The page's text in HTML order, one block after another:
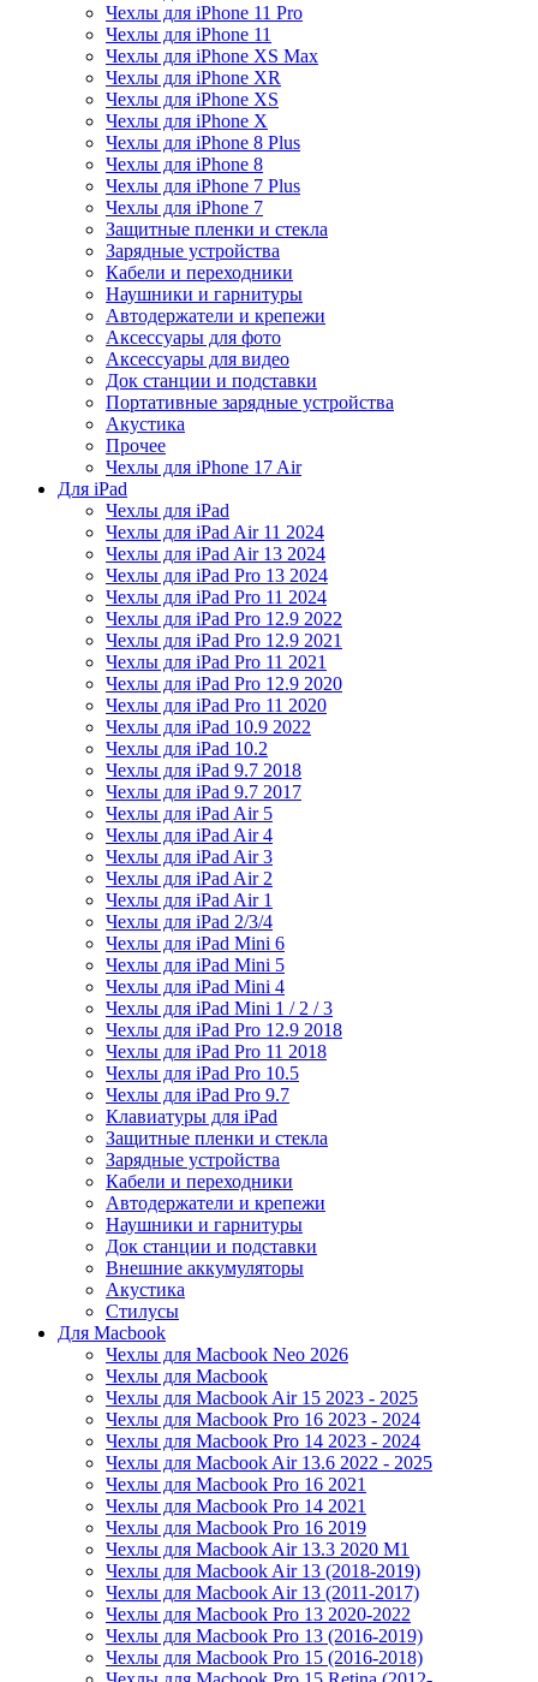
Чехлы для iPhone 11 Pro
Чехлы для iPhone 11
Чехлы для iPhone XS Max
Чехлы для iPhone XR
Чехлы для iPhone XS
Чехлы для iPhone X
Чехлы для iPhone 8 Plus
Чехлы для iPhone 8
Чехлы для iPhone 7 Plus
Чехлы для iPhone 7
Защитные пленки и стекла
Зарядные устройства
Кабели и переходники
Наушники и гарнитуры
Автодержатели и крепежи
Аксессуары для фото
Аксессуары для видео
Док станции и подставки
Портативные зарядные устройства
Акустика
Прочее
Чехлы для iPhone 17 Air
Для iPad
Чехлы для iPad
Чехлы для iPad Air 11 2024
Чехлы для iPad Air 13 2024
Чехлы для iPad Pro 13 2024
Чехлы для iPad Pro 11 2024
Чехлы для iPad Pro 12.9 2022
Чехлы для iPad Pro 12.9 2021
Чехлы для iPad Pro 11 2021
Чехлы для iPad Pro 12.9 2020
Чехлы для iPad Pro 11 2020
Чехлы для iPad 10.9 2022
Чехлы для iPad 10.2
Чехлы для iPad 9.7 2018
Чехлы для iPad 9.7 2017
Чехлы для iPad Air 5
Чехлы для iPad Air 4
Чехлы для iPad Air 3
Чехлы для iPad Air 2
Чехлы для iPad Air 1
Чехлы для iPad 2/3/4
Чехлы для iPad Mini 6
Чехлы для iPad Mini 5
Чехлы для iPad Mini 4
Чехлы для iPad Mini 1 / 2 / 3
Чехлы для iPad Pro 12.9 2018
Чехлы для iPad Pro 11 2018
Чехлы для iPad Pro 10.5
Чехлы для iPad Pro 9.7
Клавиатуры для iPad
Защитные пленки и стекла
Зарядные устройства
Кабели и переходники
Автодержатели и крепежи
Наушники и гарнитуры
Док станции и подставки
Внешние аккумуляторы
Акустика
Стилусы
Для Macbook
Чехлы для Macbook Neo 2026
Чехлы для Macbook
Чехлы для Macbook Air 15 2023 - 2025
Чехлы для Macbook Pro 16 2023 - 2024
Чехлы для Macbook Pro 14 2023 - 2024
Чехлы для Macbook Air 13.6 2022 - 2025
Чехлы для Macbook Pro 16 2021
Чехлы для Macbook Pro 14 2021
Чехлы для Macbook Pro 16 2019
Чехлы для Macbook Air 13.3 2020 M1
Чехлы для Macbook Air 13 (2018-2019)
Чехлы для Macbook Air 13 (2011-2017)
Чехлы для Macbook Pro 13 2020-2022
Чехлы для Macbook Pro 13 (2016-2019)
Чехлы для Macbook Pro 15 (2016-2018)